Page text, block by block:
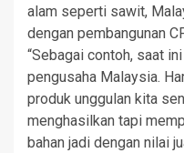
alam seperti sawit,
dengan pembangunan
“Sebagai contoh, saat
pengusaha Malaysia.
produk unggulan kita
menghasilkan tapi
bahan jadi dengan nilai